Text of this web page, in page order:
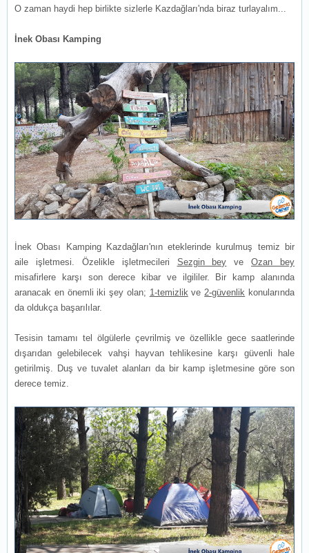
O zaman haydi hep birlikte sizlerle Kazdağları'nda biraz turlayalım...
İnek Obası Kamping
İnek Obası Kamping Kazdağları'nın eteklerinde kurulmuş temiz bir
aile işletmesi. Özelikle işletmecileri Sezgin bey veOzan bey
misafirlere karşı son derece kibar ve ilgililer. Bir kamp alanında
aranacak en önemli iki şey olan; 1-temizlik ve 2-güvenlik konularında
da oldukça başarılılar.
Tesisin tamamı tel ölgülerle çevrilmiş ve özellikle gece saatlerinde
dışarıdan gelebilecek vahşi hayvan tehlikesine karşı güvenli hale
getirilmiş. Duş ve tuvalet alanları da bir kamp işletmesine göre son
derece temiz.